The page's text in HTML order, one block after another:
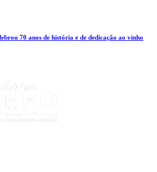
70 anos de história e de dedicação ao vinho